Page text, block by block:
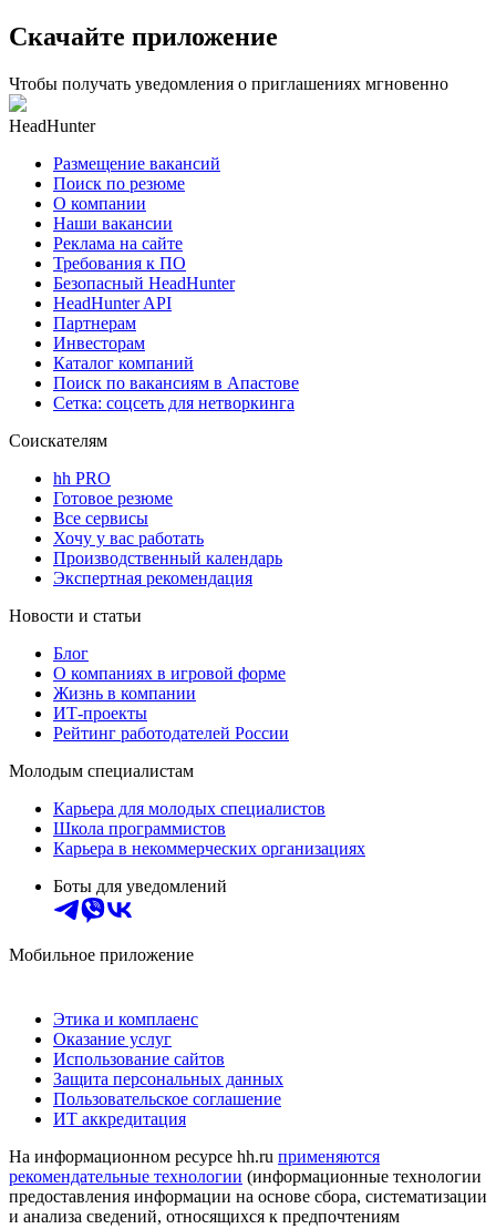
Скачайте приложение
Чтобы получать уведомления о приглашениях мгновенно
HeadHunter
Размещение вакансий
Поиск по резюме
О компании
Наши вакансии
Реклама на сайте
Требования к ПО
Безопасный HeadHunter
HeadHunter API
Партнерам
Инвесторам
Каталог компаний
Поиск по вакансиям в Апастове
Сетка: соцсеть для нетворкинга
Соискателям
hh PRO
Готовое резюме
Все сервисы
Хочу у вас работать
Производственный календарь
Экспертная рекомендация
Новости и статьи
Блог
О компаниях в игровой форме
Жизнь в компании
ИТ-проекты
Рейтинг работодателей России
Молодым специалистам
Карьера для молодых специалистов
Школа программистов
Карьера в некоммерческих организациях
Боты для уведомлений
Мобильное приложение
Этика и комплаенс
Оказание услуг
Использование сайтов
Защита персональных данных
Пользовательское соглашение
ИТ аккредитация
На информационном ресурсе hh.ru применяются
рекомендательные технологии (информационные технологии
предоставления информации на основе сбора, систематизации
и анализа сведений, относящихся к предпочтениям